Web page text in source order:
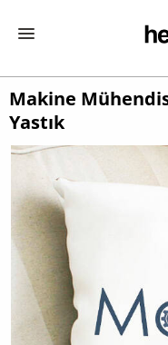
Makine
Yastık